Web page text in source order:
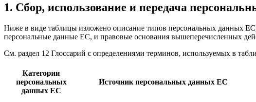
1. Сбор, использование и передача
Ниже в виде таблицы изложено описание типов персональных данных
персональные данные ЕС, и правовые основания вышеперечисленных
См. раздел 12 Глоссарий с определениями терминов, используемых в
Категории
персональных
данных ЕС
Источник персональных данных ЕС